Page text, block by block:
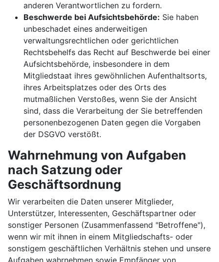
anderen Verantwortlichen zu fordern.
Beschwerde bei Aufsichtsbehörde: Sie haben
unbeschadet eines anderweitigen
verwaltungsrechtlichen oder gerichtlichen
Rechtsbehelfs das Recht auf Beschwerde bei einer
Aufsichtsbehörde, insbesondere in dem
Mitgliedstaat ihres gewöhnlichen Aufenthaltsorts,
ihres Arbeitsplatzes oder des Orts des
mutmaßlichen Verstoßes, wenn Sie der Ansicht
sind, dass die Verarbeitung der Sie betreffenden
personenbezogenen Daten gegen die Vorgaben
der DSGVO verstößt.
Wahrnehmung von Aufgaben
nach Satzung oder
Geschäftsordnung
Wir verarbeiten die Daten unserer Mitglieder,
Unterstützer, Interessenten, Geschäftspartner oder
sonstiger Personen (Zusammenfassend "Betroffene"),
wenn wir mit ihnen in einem Mitgliedschafts- oder
sonstigem geschäftlichen Verhältnis stehen und unsere